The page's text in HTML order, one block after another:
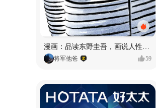
漫画：品读东野圭吾，画说人性百态
将军他爸 59